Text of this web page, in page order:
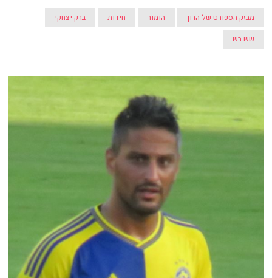
מבזק הספורט של הרון הומור חידות
ברק יצחקי
שש בש